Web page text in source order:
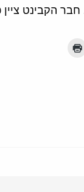
הקבינט